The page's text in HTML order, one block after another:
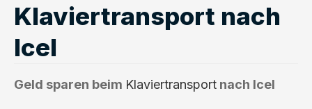
Klaviertransport nach
Icel
Geld sparen beim Klaviertransport nach Icel